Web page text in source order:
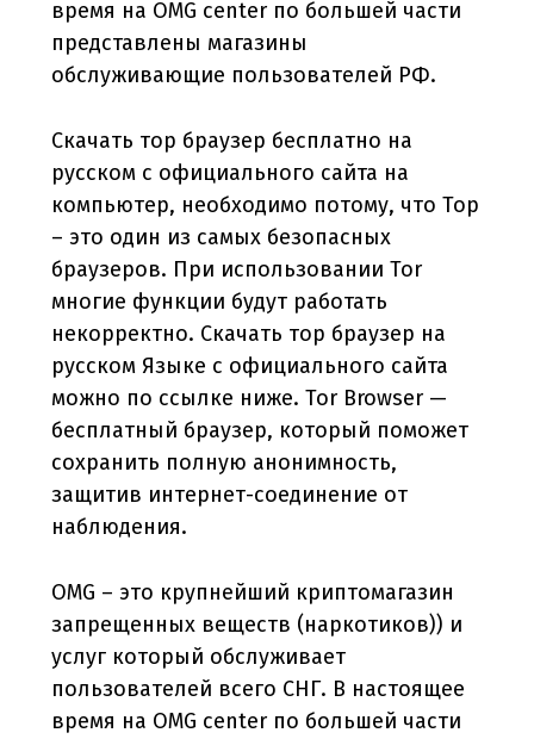
время на OMG center по большей части
представлены магазины
обслуживающие пользователей РФ.
Скачать тор браузер бесплатно на
русском с официального сайта на
компьютер, необходимо потому, что Тор
– это один из самых безопасных
браузеров. При использовании Tor
многие функции будут работать
некорректно. Скачать тор браузер на
русском Языке с официального сайта
можно по ссылке ниже. Tor Browser —
бесплатный браузер, который поможет
сохранить полную анонимность,
защитив интернет-соединение от
наблюдения.
OMG – это крупнейший криптомагазин
запрещенных веществ (наркотиков)) и
услуг который обслуживает
пользователей всего СНГ. В настоящее
время на OMG center по большей части